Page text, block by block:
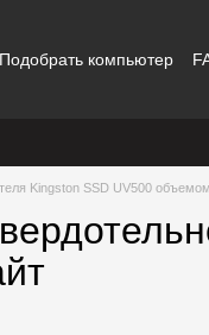
Подобрать компьютер
Kingston SSD UV500